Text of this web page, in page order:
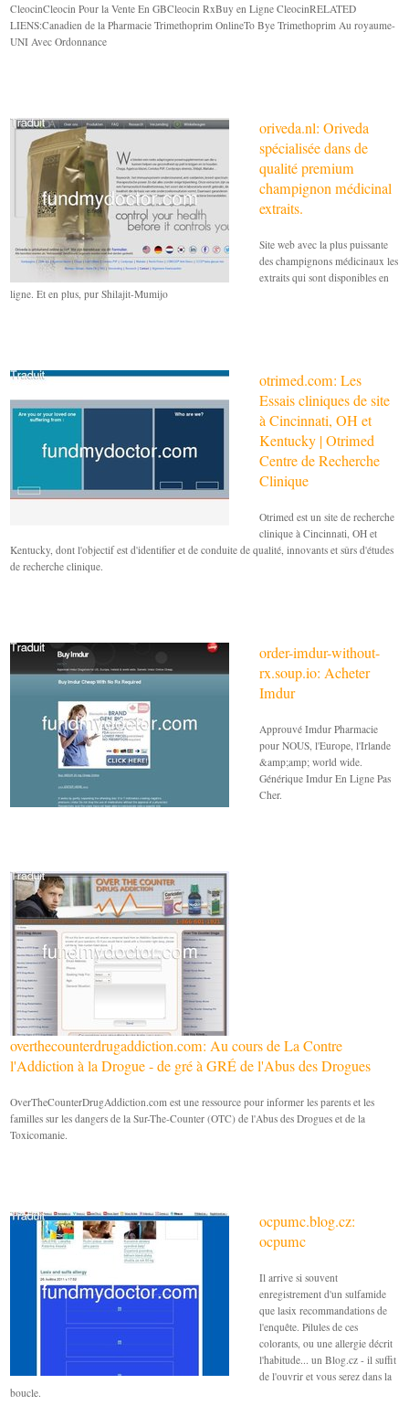
CleocinCleocin Pour la Vente En GBCleocin RxBuy en Ligne CleocinRELATED
LIENS:Canadien de la Pharmacie Trimethoprim OnlineTo Bye Trimethoprim Au royaume-
UNI Avec Ordonnance
oriveda.nl: Oriveda
spécialisée dans de
qualité premium
champignon médicinal
extraits.
Site web avec la plus puissante
des champignons médicinaux les
extraits qui sont disponibles en
ligne. Et en plus, pur Shilajit-Mumijo
otrimed.com: Les
Essais cliniques de site
à Cincinnati, OH et
Kentucky | Otrimed
Centre de Recherche
Clinique
Otrimed est un site de recherche
clinique à Cincinnati, OH et
Kentucky, dont l'objectif est d'identifier et de conduite de qualité, innovants et sûrs d'études
de recherche clinique.
order-imdur-without-
rx.soup.io: Acheter
Imdur
Approuvé Imdur Pharmacie
pour NOUS, l'Europe, l'Irlande
&amp;amp; world wide.
Générique Imdur En Ligne Pas
Cher.
overthecounterdrugaddiction.com: Au cours de La Contre
l'Addiction à la Drogue - de gré à GRÉ de l'Abus des Drogues
OverTheCounterDrugAddiction.com est une ressource pour informer les parents et les
familles sur les dangers de la Sur-The-Counter (OTC) de l'Abus des Drogues et de la
Toxicomanie.
ocpumc.blog.cz:
ocpumc
Il arrive si souvent
enregistrement d'un sulfamide
que lasix recommandations de
l'enquête. Pilules de ces
colorants, ou une allergie décrit
l'habitude... un Blog.cz - il suffit
de l'ouvrir et vous serez dans la
boucle.